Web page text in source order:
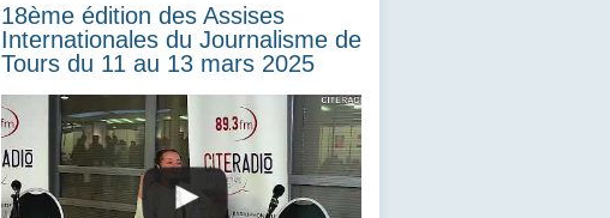
18ème édition des Assises
Internationales du Journalisme de
Tours du 11 au 13 mars 2025